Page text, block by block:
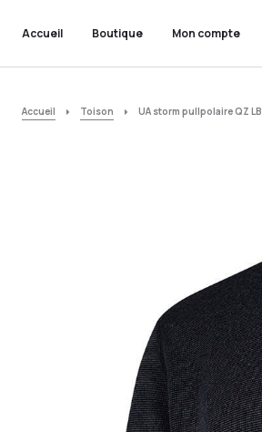
Accueil Boutique Mon compte
Accueil Toison UA storm pullpolaire QZ LB